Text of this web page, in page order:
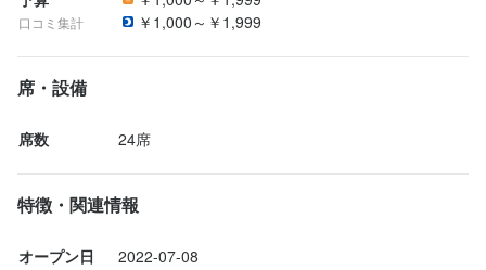
口コミ集計
￥1,000～￥1,999
席・設備
席数 24席
特徴・関連情報
オープン日 2022-07-08